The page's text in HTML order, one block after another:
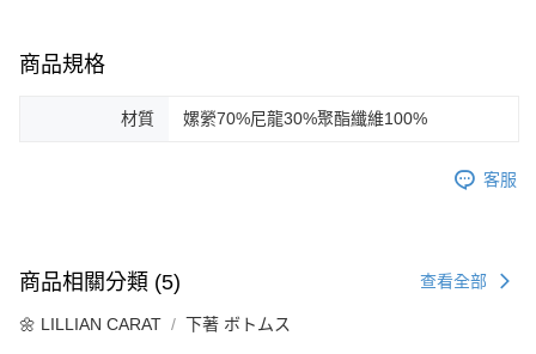
商品規格
材質 嫘縈70%尼龍30%聚酯纖維100%
客服
商品相關分類 (5) 查看全部
🌼 LILLIAN CARAT 下著 ボトムス